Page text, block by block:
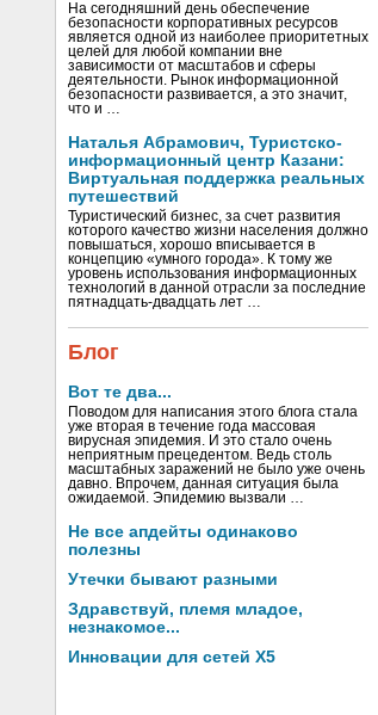
На сегодняшний день обеспечение
безопасности корпоративных ресурсов
является одной из наиболее приоритетных
целей для любой компании вне
зависимости от масштабов и сферы
деятельности. Рынок информационной
безопасности развивается, а это значит,
что и …
Наталья Абрамович, Туристско-
информационный центр Казани:
Виртуальная поддержка реальных
путешествий
Туристический бизнес, за счет развития
которого качество жизни населения должно
повышаться, хорошо вписывается в
концепцию «умного города». К тому же
уровень использования информационных
технологий в данной отрасли за последние
пятнадцать-двадцать лет …
Блог
Вот те два...
Поводом для написания этого блога стала
уже вторая в течение года массовая
вирусная эпидемия. И это стало очень
неприятным прецедентом. Ведь столь
масштабных заражений не было уже очень
давно. Впрочем, данная ситуация была
ожидаемой. Эпидемию вызвали …
Не все апдейты одинаково
полезны
Утечки бывают разными
Здравствуй, племя младое,
незнакомое...
Инновации для сетей X5